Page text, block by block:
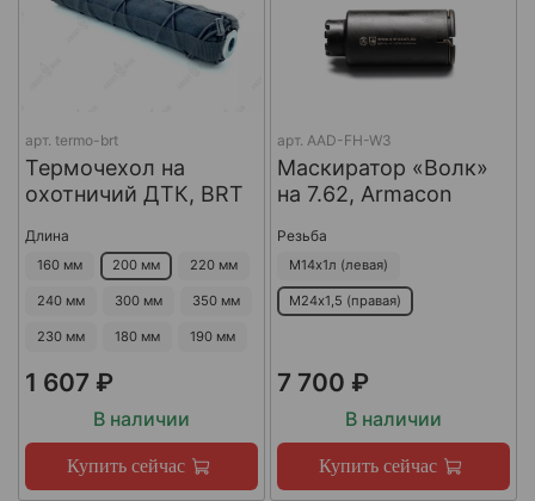
арт. termo-brt
Термочехол на
охотничий ДТК, BRT
Длина
160 мм 200 мм 220 мм
240 мм 300 мм 350 мм
230 мм 180 мм 190 мм
1 607 ₽
В наличии
Купить сейчас
арт. AAD-FH-W3
Маскиратор «Волк»
на 7.62, Armacon
Резьба
М14х1л (левая)
М24х1,5 (правая)
7 700 ₽
В наличии
Купить сейчас